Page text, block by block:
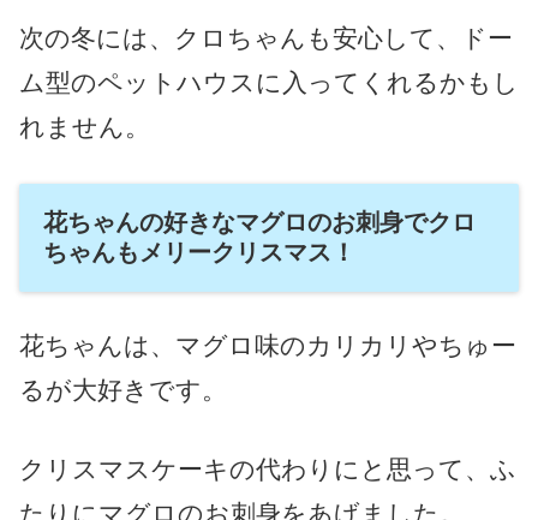
次の冬には、クロちゃんも安心して、ドー
ム型のペットハウスに入ってくれるかもし
れません。
花ちゃんの好きなマグロのお刺身でクロ
ちゃんもメリークリスマス！
花ちゃんは、マグロ味のカリカリやちゅー
るが大好きです。
クリスマスケーキの代わりにと思って、ふ
たりにマグロのお刺身をあげました。